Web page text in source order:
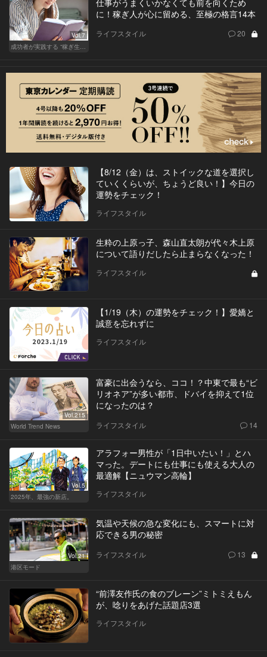
Vol.7
に！稼ぎ人が心に留める、至極の格言14本
ライフスタイル 20
【8/12（金）は、ストイックな道を選択し
ていくくらいが、ちょうど良い！】今日の
運勢をチェック！
ライフスタイル
生粋の上原っ子、森山直太朗が代々木上原
について語りだしたら止まらなくなった！
ライフスタイル
【1/19（木）の運勢をチェック！】愛嬌と
誠意を忘れずに
ライフスタイル
Vol.215
World Trend News
富豪に出会うなら、ココ！？中東で最も“ビ
リオネア”が多い都市、ドバイを抑えて1位
になったのは？
ライフスタイル 14
Vol.5
2025年、最強の新店。
アラフォー男性が「1日中いたい！」とハ
マった。デートにも仕事にも使える大人の
最適解【ニュウマン高輪】
ライフスタイル
Vol.21
港区モード
気温や天候の急な変化にも、スマートに対
応できる男の秘密
ライフスタイル 13
“前澤友作氏の食のブレーン”ミトミえもん
が、唸りをあげた話題店3選
ライフスタイル